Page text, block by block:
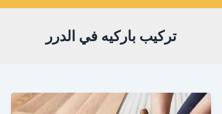
تركيب باركيه في الدرر